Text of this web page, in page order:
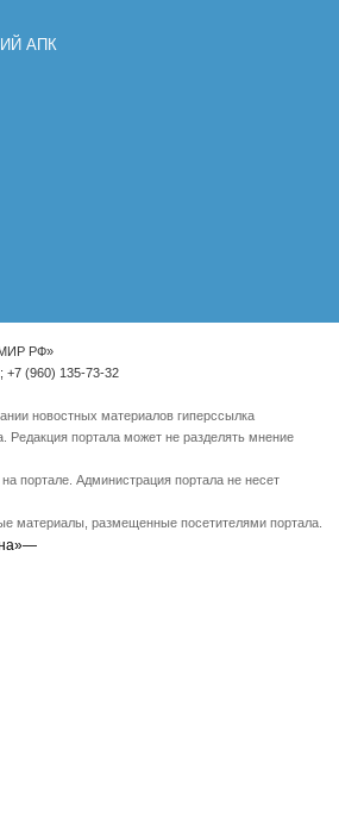
АПК
РФ»
+7 (960) 135-73-32
новостных материалов гиперссылка
Редакция портала может не разделять мнение
портале. Администрация портала не несет
материалы, размещенные посетителями портала.